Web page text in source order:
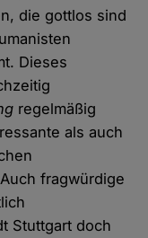
die gottlos sind
Dieses
regelmäßig
als auch
fragwürdige
Stuttgart doch